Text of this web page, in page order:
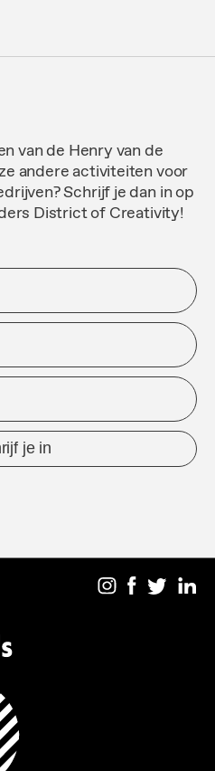
van de Henry van de
andere activiteiten voor
Schrijf je dan in op
District of Creativity!